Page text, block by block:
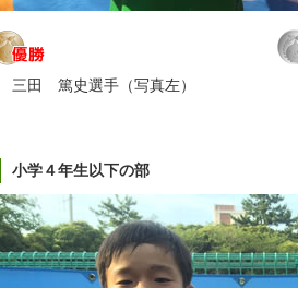
三田 篤史選手（写真左）
小学４年生以下の部